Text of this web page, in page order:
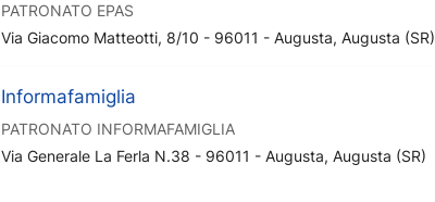
PATRONATO EPAS
Via Giacomo Matteotti, 8/10 - 96011 - Augusta, Augusta (SR)
Informafamiglia
PATRONATO INFORMAFAMIGLIA
Via Generale La Ferla N.38 - 96011 - Augusta, Augusta (SR)